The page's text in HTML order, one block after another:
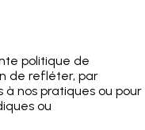
politique de
de refléter, par
nos pratiques ou pour
ou